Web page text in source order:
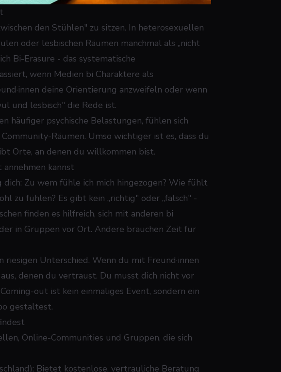
den Stühlen" zu sitzen. In heterosexuellen
oder lesbischen Räumen manchmal als „nicht
Bi-Erasure - das systematische
wenn Medien bi Charaktere als
deine Orientierung anzweifeln oder wenn
und lesbisch" die Rede ist.
häufiger psychische Belastungen, fühlen sich
Räumen. Umso wichtiger ist es, dass du
Orte, an denen du willkommen bist.
kannst
Zu wem fühle ich mich hingezogen? Wie fühlt
zu fühlen? Es gibt kein „richtig" oder „falsch" -
finden es hilfreich, sich mit anderen bi
in Gruppen vor Ort. Andere brauchen Zeit für
Unterschied. Wenn du mit Freund·innen
denen du vertraust. Du musst dich nicht vor
out ist kein einmaliges Event, sondern ein
gestaltest.
Online-Communities und Gruppen, die sich
Bietet kostenlose, vertrauliche Beratung